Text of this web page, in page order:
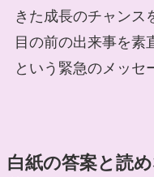
きた成長のチャンス
目の前の出来事を素
という緊急のメッセ
白紙の答案と読